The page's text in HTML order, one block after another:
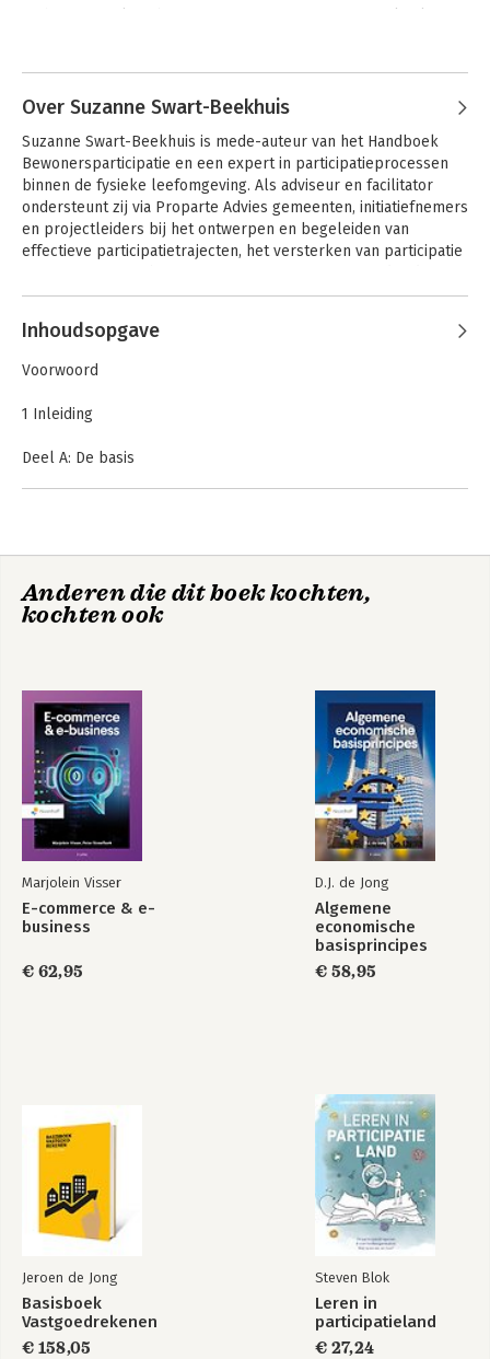
directie participatie van een ministerie, als participatieadviseur
Ook werkt ze regelmatig voor en samen met
woningcorporaties.
Saskia is eigenaar van ParticipatieKracht, advies- en
trainingsbureau voor participatie. Ook is zij bekend van de
Participatie Podcast en mede-ontwikkelaar van serious
Over Suzanne Swart-Beekhuis
Suzanne Swart-Beekhuis is mede-auteur van het Handboek
Bewonersparticipatie en een expert in participatieprocessen
binnen de fysieke leefomgeving. Als adviseur en facilitator
ondersteunt zij via Proparte Advies gemeenten, initiatiefnemers
en projectleiders bij het ontwerpen en begeleiden van
effectieve participatietrajecten, het versterken van participatie
Omgevingswet. Met haar scherpe inhoudelijke blik, praktische
complexe opgaven te vertalen naar heldere processen en
gedragen besluitvorming.
Inhoudsopgave
Voorwoord
1 Inleiding
Deel A: De basis
5 Participatieproces ontwerpen en participatieplan maken
6 Participatie in de praktijk
Deel C: De verdieping
9 Ontwikkelingen
10 Juridisch kader voor participatie
11 Participatiemethoden en -modellen
Dankwoord
Meer inspiratie
Eindnoten
Anderen die dit boek kochten,
kochten ook
Marjolein Visser
E-commerce & e-
business
€ 62,95
D.J. de Jong
Algemene
economische
basisprincipes
€ 58,95
Jeroen de Jong
Basisboek
Vastgoedrekenen
€ 158,05
Steven Blok
Leren in
participatieland
€ 27,24